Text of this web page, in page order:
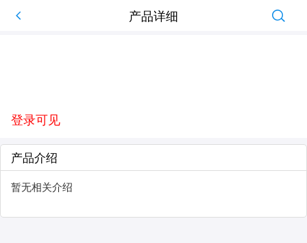
产品详细
登录可见
产品介绍
暂无相关介绍